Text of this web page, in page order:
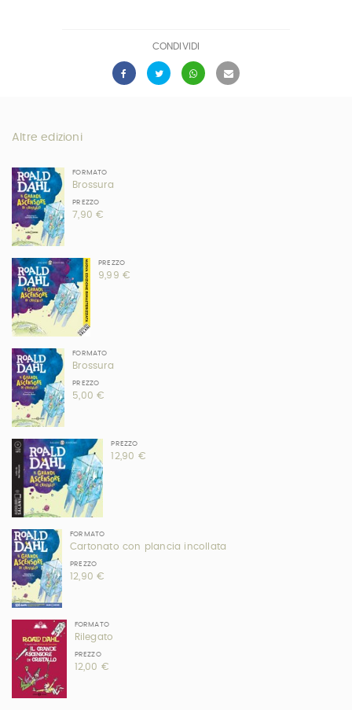
CONDIVIDI
Altre edizioni
FORMATO
Brossura
PREZZO
7,90 €
PREZZO
9,99 €
FORMATO
Brossura
PREZZO
5,00 €
PREZZO
12,90 €
FORMATO
Cartonato con plancia incollata
PREZZO
12,90 €
FORMATO
Rilegato
PREZZO
12,00 €